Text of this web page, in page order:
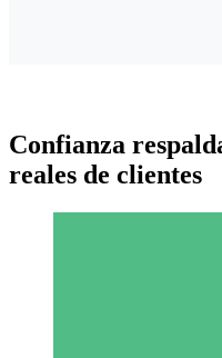
Paquetes de
Confianza
reales de clientes